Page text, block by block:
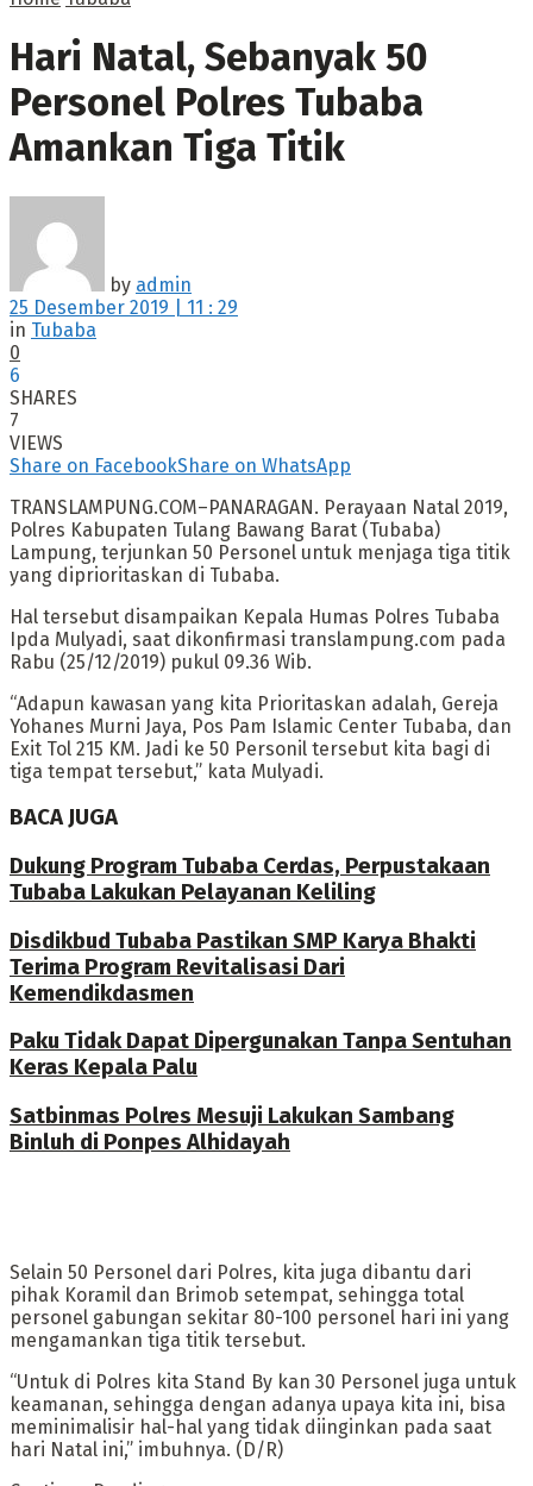
Hari Natal, Sebanyak 50
Personel Polres Tubaba
Amankan Tiga Titik
by admin
25 Desember 2019 | 11 : 29
in Tubaba
0
6
SHARES
7
VIEWS
Share on FacebookShare on WhatsApp
TRANSLAMPUNG.COM–PANARAGAN. Perayaan Natal 2019,
Polres Kabupaten Tulang Bawang Barat (Tubaba)
Lampung, terjunkan 50 Personel untuk menjaga tiga titik
yang diprioritaskan di Tubaba.
Hal tersebut disampaikan Kepala Humas Polres Tubaba
Ipda Mulyadi, saat dikonfirmasi translampung.com pada
Rabu (25/12/2019) pukul 09.36 Wib.
“Adapun kawasan yang kita Prioritaskan adalah, Gereja
Yohanes Murni Jaya, Pos Pam Islamic Center Tubaba, dan
Exit Tol 215 KM. Jadi ke 50 Personil tersebut kita bagi di
tiga tempat tersebut,” kata Mulyadi.
BACA JUGA
Dukung Program Tubaba Cerdas, Perpustakaan
Tubaba Lakukan Pelayanan Keliling
Disdikbud Tubaba Pastikan SMP Karya Bhakti
Terima Program Revitalisasi Dari
Kemendikdasmen
Paku Tidak Dapat Dipergunakan Tanpa Sentuhan
Keras Kepala Palu
Satbinmas Polres Mesuji Lakukan Sambang
Binluh di Ponpes Alhidayah
Selain 50 Personel dari Polres, kita juga dibantu dari
pihak Koramil dan Brimob setempat, sehingga total
personel gabungan sekitar 80-100 personel hari ini yang
mengamankan tiga titik tersebut.
“Untuk di Polres kita Stand By kan 30 Personel juga untuk
keamanan, sehingga dengan adanya upaya kita ini, bisa
meminimalisir hal-hal yang tidak diinginkan pada saat
hari Natal ini,” imbuhnya. (D/R)